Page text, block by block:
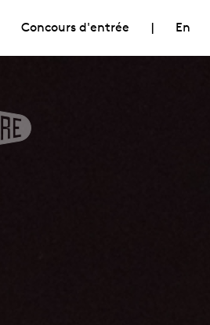
Concours d'entrée | En